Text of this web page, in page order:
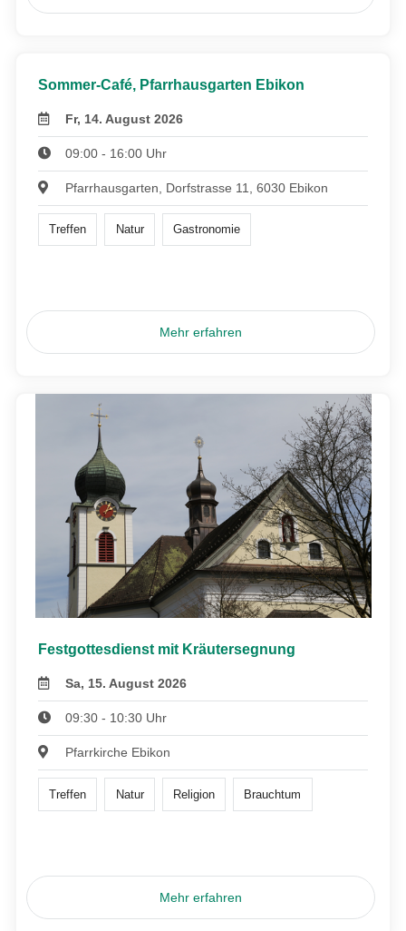
Sommer-Café, Pfarrhausgarten Ebikon
Fr, 14. August 2026
09:00 - 16:00 Uhr
Pfarrhausgarten, Dorfstrasse 11, 6030 Ebikon
Treffen Natur Gastronomie
Mehr erfahren
Festgottesdienst mit Kräutersegnung
Sa, 15. August 2026
09:30 - 10:30 Uhr
Pfarrkirche Ebikon
Treffen Natur Religion Brauchtum
Mehr erfahren